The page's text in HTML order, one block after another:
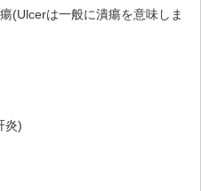
(Ulcerは一般に潰瘍を意味しま
炎)